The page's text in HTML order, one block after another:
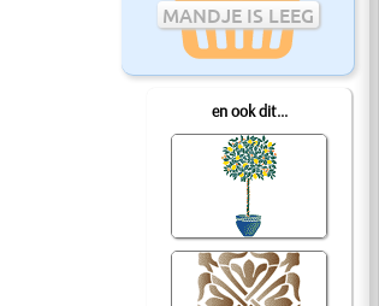
MANDJE IS LEEG
en ook dit...